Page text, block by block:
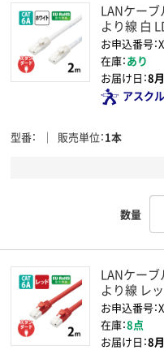
LANケー
より線 白
お申込番号：
在庫：あり
お届け日：8
アスク
型番 販売単位 1本
数量
LANケー
より線 レ
お申込番号：
在庫：8点
お届け日：8